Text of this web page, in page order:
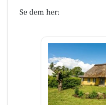
Se dem her: